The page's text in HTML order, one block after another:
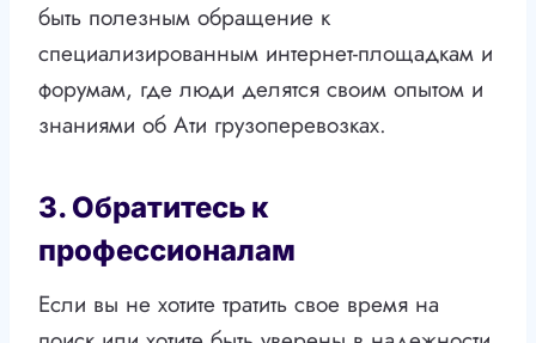
быть полезным обращение к
специализированным интернет-площадкам и
форумам, где люди делятся своим опытом и
знаниями об Ати грузоперевозках.
3. Обратитесь к
профессионалам
Если вы не хотите тратить свое время на